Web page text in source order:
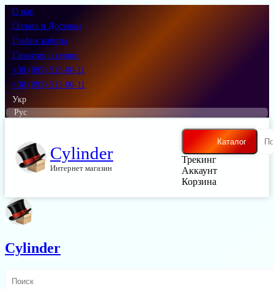
О нас
Оплата и Доставка
График работы
Гарантия и сервис
+38 (095) 513-00-11
+38 (093) 513-00-11
Укр
Рус
Cylinder
Интернет магазин
Каталог
Трекинг
Аккаунт
Корзина
Cylinder